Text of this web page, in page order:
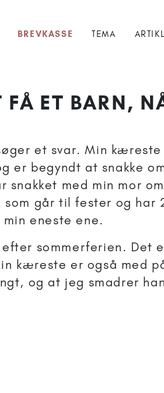
BREVKASSE TEMA
FÅ ET BARN,
et svar. Min
er begyndt at snakke
med min mor
som går til fester og har
eneste ene.
sommerferien. Det
kæreste er også med
og at jeg smadrer